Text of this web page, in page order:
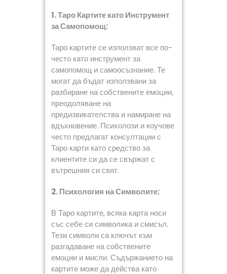
1. Таро Картите като Инструмент
за Самопомощ:
Таро картите се използват все по-
често като инструмент за
самопомощ и самоосъзнание. Те
могат да бъдат използвани за
разбиране на собствените емоции,
преодоляване на
предизвикателства и намиране на
вдъхновение. Психолози и коучове
често предлагат консултации с
Таро карти като средство за
клиентите си да се свържат с
вътрешния си свят.
2. Психология на Символите:
В Таро картите, всяка карта носи
със себе си символика и смисъл.
Тези символи са ключът към
разгадаване на собствените
емоции и мисли. Съдържанието на
картите може да действа като